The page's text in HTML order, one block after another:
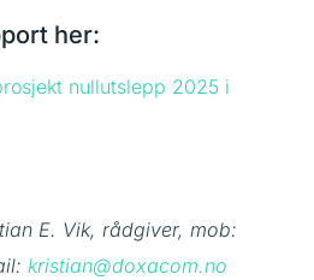
her:
nullutslepp 2025 i
E. Vik, rådgiver, mob:
kristian@doxacom.no